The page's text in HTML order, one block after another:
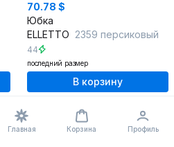
70.78 $
Юбка
ELLETTO 2359 персиковый
44
последний размер
В корзину
%
Главная Корзина Профиль